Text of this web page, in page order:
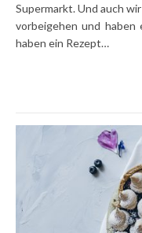
Supermarkt. Und auch
vorbeigehen und haben
haben ein Rezept…